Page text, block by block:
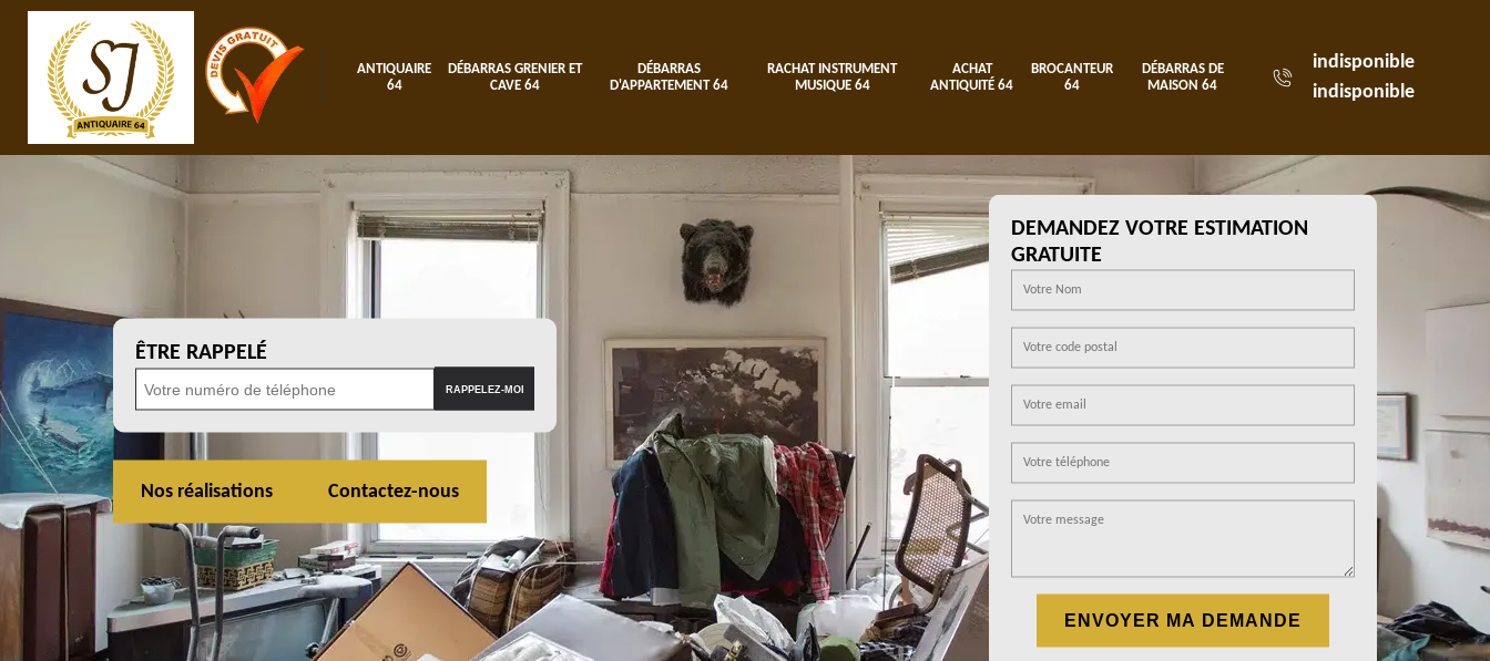
ANTIQUAIRE
64
DÉBARRAS GRENIER ET
CAVE 64
DÉBARRAS
D'APPARTEMENT 64
RACHAT INSTRUMENT
MUSIQUE 64
ACHAT
ANTIQUITÉ 64
BROCANTEUR
64
DÉBARRAS DE
MAISON 64
indisponible
indisponible
ÊTRE RAPPELÉ
Nos réalisations Contactez-nous
DEMANDEZ VOTRE ESTIMATION
GRATUITE